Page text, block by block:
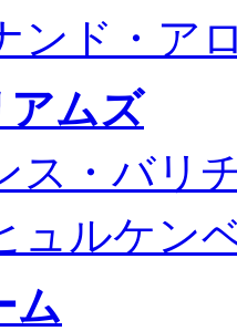
ンド・ア
ムズ
ス・バリ
ュルケン
ム